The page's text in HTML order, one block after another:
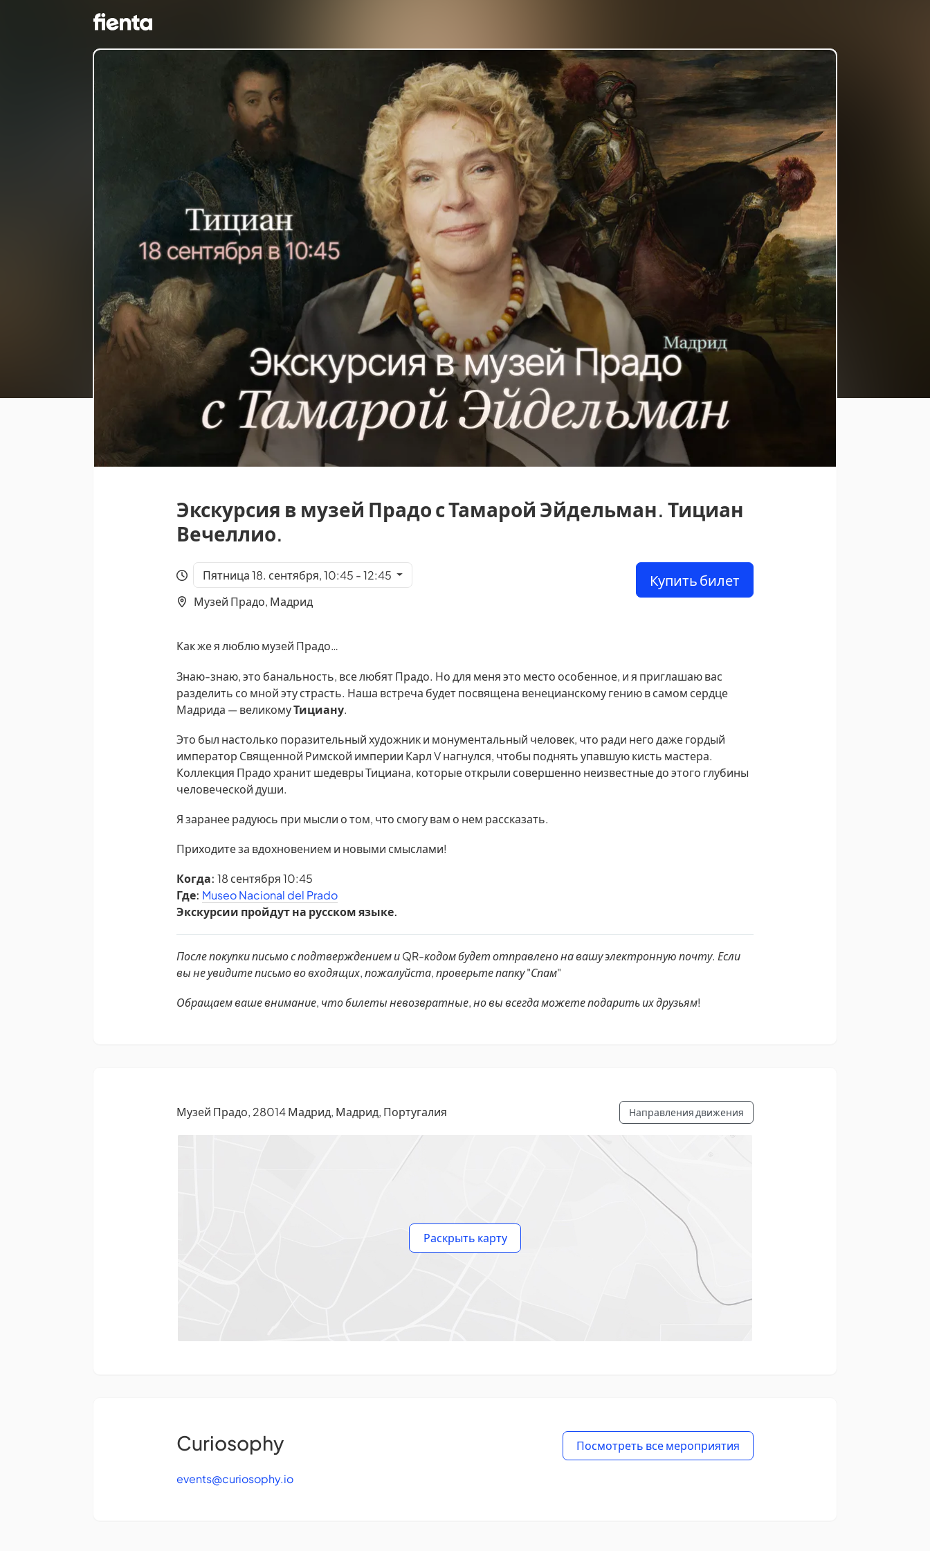
Экскурсия в музей Прадо с Тамарой Эйдельман. Тициан
Вечеллио.
Пятница 18. сентября, 10:45 - 12:45
Музей Прадо, Мадрид
Купить билет
Как же я люблю музей Прадо…
Знаю-знаю, это банальность, все любят Прадо. Но для меня это место особенное, и я приглашаю вас
разделить со мной эту страсть. Наша встреча будет посвящена венецианскому гению в самом сердце
Мадрида — великомуТициану.
Это был настолько поразительный художник и монументальный человек, что ради него даже гордый
император Священной Римской империи Карл V нагнулся, чтобы поднять упавшую кисть мастера.
Коллекция Прадо хранит шедевры Тициана, которые открыли совершенно неизвестные до этого глубины
человеческой души.
Я заранее радуюсь при мысли о том, что смогу вам о нем рассказать.
Приходите за вдохновением и новыми смыслами!
Когда: 18 сентября 10:45
Где: Museo Nacional del Prado
Экскурсии пройдут на русском языке.
После покупки письмо с подтверждением и QR-кодом будет отправлено на вашу электронную почту. Если
вы не увидите письмо во входящих, пожалуйста, проверьте папку "Спам"
Обращаем ваше внимание, что билеты невозвратные, но вы всегда можете подарить их друзьям!
Музей Прадо, 28014 Мадрид, Мадрид, Португалия Направления движения
Раскрыть карту
Curiosophy
events@curiosophy.io
Посмотреть все мероприятия